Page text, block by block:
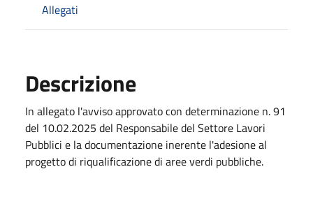
Allegati
Descrizione
In allegato l'avviso approvato con determinazione n. 91
del 10.02.2025 del Responsabile del Settore Lavori
Pubblici e la documentazione inerente l'adesione al
progetto di riqualificazione di aree verdi pubbliche.